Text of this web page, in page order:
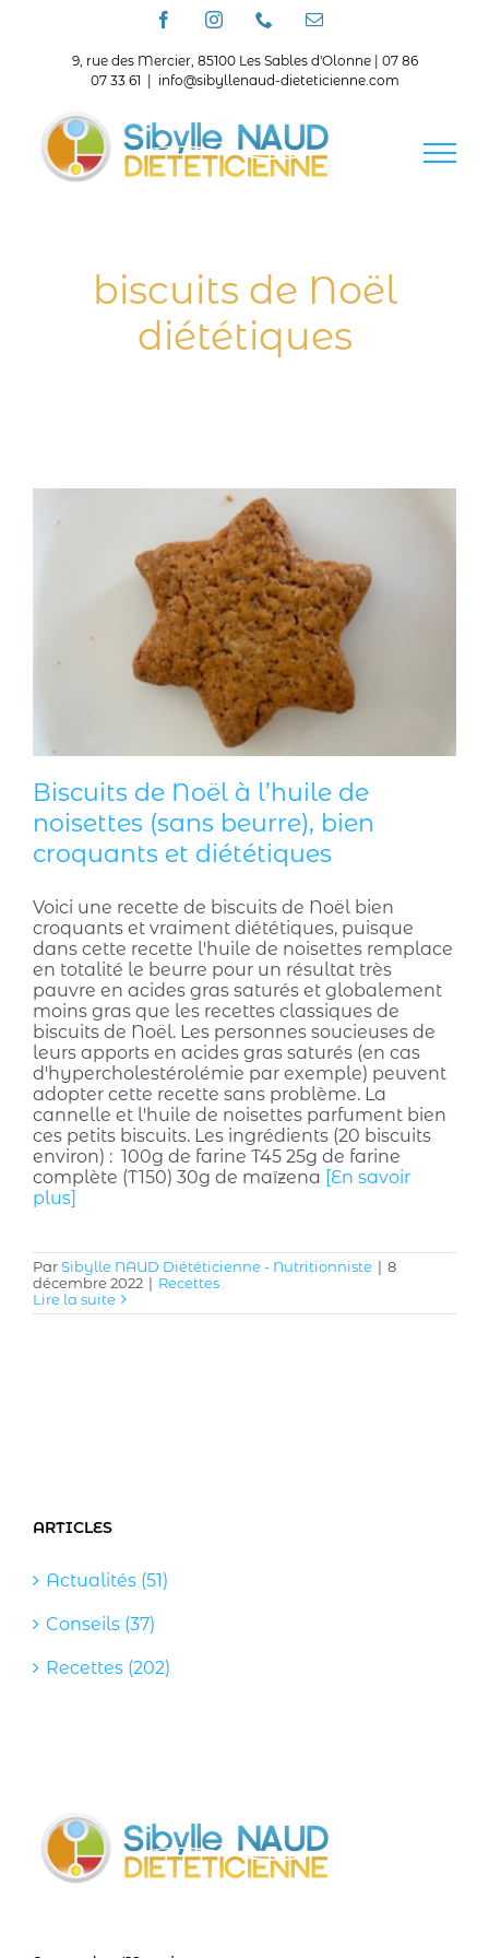
FacebookInstagramTéléphoneEmail
9, rue des Mercier, 85100 Les Sables d'Olonne | 07 86
07 33 61
info@sibyllenaud-dieteticienne.com
biscuits de Noël
diététiques
Biscuits de Noël à l’huile de
noisettes (sans beurre), bien
croquants et diététiques
Voici une recette de biscuits de Noël bien
croquants et vraiment diététiques, puisque
dans cette recette l'huile de noisettes remplace
en totalité le beurre pour un résultat très
pauvre en acides gras saturés et globalement
moins gras que les recettes classiques de
biscuits de Noël. Les personnes soucieuses de
leurs apports en acides gras saturés (en cas
d'hypercholestérolémie par exemple) peuvent
adopter cette recette sans problème. La
cannelle et l'huile de noisettes parfument bien
ces petits biscuits. Les ingrédients (20 biscuits
environ) : 100g de farine T45 25g de farine
complète (T150) 30g de maïzena [En savoir
plus]
ParSibylle NAUD Diététicienne - Nutritionniste | 8
décembre 2022 | Recettes
Lire la suite
ARTICLES
Actualités (51)
Conseils (37)
Recettes (202)